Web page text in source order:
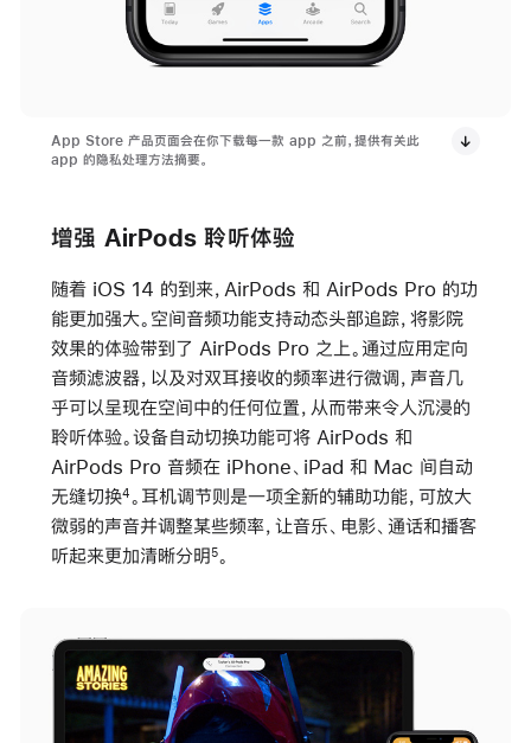
App Store 产品页面会在你下载每一款 app 之前，提供有关此
app 的隐私处理方法摘要。
增强 AirPods 聆听体验
随着 iOS 14 的到来，AirPods 和 AirPods Pro 的功
能更加强大。空间音频功能支持动态头部追踪，将影院
效果的体验带到了 AirPods Pro 之上。通过应用定向
音频滤波器，以及对双耳接收的频率进行微调，声音几
乎可以呈现在空间中的任何位置，从而带来令人沉浸的
聆听体验。设备自动切换功能可将 AirPods 和
AirPods Pro 音频在 iPhone、iPad 和 Mac 间自动
无缝切换4 。耳机调节则是一项全新的辅助功能，可放大
微弱的声音并调整某些频率，让音乐、电影、通话和播客
听起来更加清晰分明 5。